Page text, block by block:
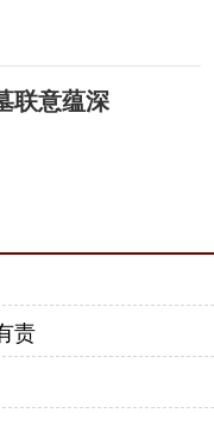
中，要善于抓特
本质和病证的关
诊察，尤其要注
能反映疾病的本
会诊一急症病
医院住治17天，
达40～41℃，发热
开始下降，下降
下午又复高热。
明显下降，形瘦面
联意蕴深
责